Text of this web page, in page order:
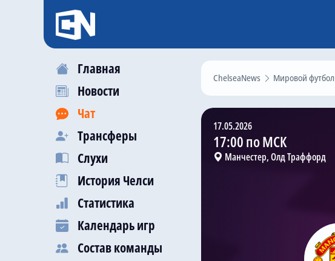
Главная
Новости
Чат
Трансферы
Слухи
История Челси
Статистика
Календарь игр
Состав команды
ChelseaNews Мировой футбол
17.05.2026
17:00 по МСК
Манчестер, Олд Траффорд